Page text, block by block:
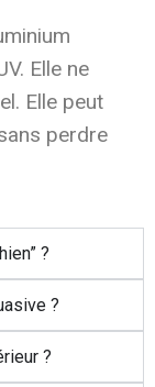
Elle ne
Elle peut
perdre
?
?
?